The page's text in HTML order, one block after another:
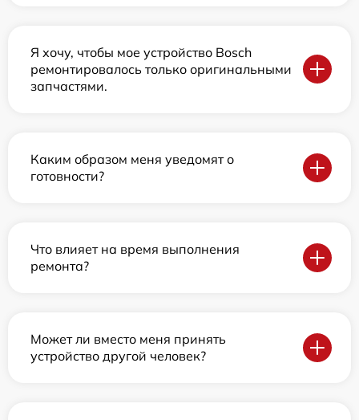
Я хочу, чтобы мое устройство Bosch
ремонтировалось только оригинальными
запчастями.
Каким образом меня уведомят о
готовности?
Что влияет на время выполнения
ремонта?
Может ли вместо меня принять
устройство другой человек?